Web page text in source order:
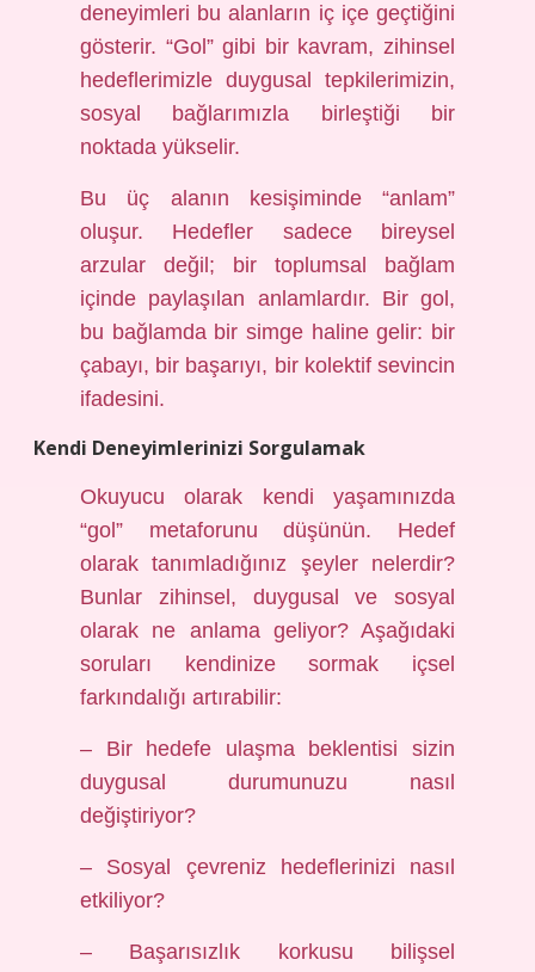
deneyimleri bu alanların iç içe geçtiğini
gösterir. “Gol” gibi bir kavram, zihinsel
hedeflerimizle duygusal tepkilerimizin,
sosyal bağlarımızla birleştiği bir
noktada yükselir.
Bu üç alanın kesişiminde “anlam”
oluşur. Hedefler sadece bireysel
arzular değil; bir toplumsal bağlam
içinde paylaşılan anlamlardır. Bir gol,
bu bağlamda bir simge haline gelir: bir
çabayı, bir başarıyı, bir kolektif sevincin
ifadesini.
Kendi Deneyimlerinizi Sorgulamak
Okuyucu olarak kendi yaşamınızda
“gol” metaforunu düşünün. Hedef
olarak tanımladığınız şeyler nelerdir?
Bunlar zihinsel, duygusal ve sosyal
olarak ne anlama geliyor? Aşağıdaki
soruları kendinize sormak içsel
farkındalığı artırabilir:
– Bir hedefe ulaşma beklentisi sizin
duygusal durumunuzu nasıl
değiştiriyor?
– Sosyal çevreniz hedeflerinizi nasıl
etkiliyor?
– Başarısızlık korkusu bilişsel